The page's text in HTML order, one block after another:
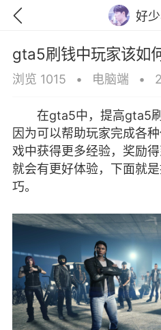
好
GTA6 RDR2
彩虹六号 绝地求生
gta5刷钱中玩家该如
浏览 1015 • 电脑端 •
在gta5中，提高gta5刷
因为可以帮助玩家完成各
戏中获得更多经验，奖励
就会有更好体验，下面就
巧。